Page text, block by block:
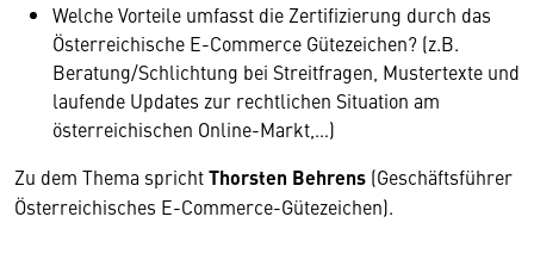
Welche Vorteile umfasst die Zertifizierung durch das
Österreichische E-Commerce Gütezeichen? (z.B.
Beratung/Schlichtung bei Streitfragen, Mustertexte und
laufende Updates zur rechtlichen Situation am
österreichischen Online-Markt,…)
Zu dem Thema sprichtThorsten Behrens (Geschäftsführer
Österreichisches E-Commerce-Gütezeichen).
Wir benötigen Ihre Zustimmung
Hier würden wir Ihnen gerne einen externen
Ihre Zustimmung, da Ihr Browser
personenbezogene technische Daten zu Geräten